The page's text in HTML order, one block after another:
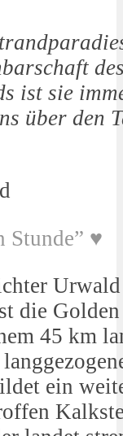
ist sie
über den
Stunde” ♥
die
45 km
ein